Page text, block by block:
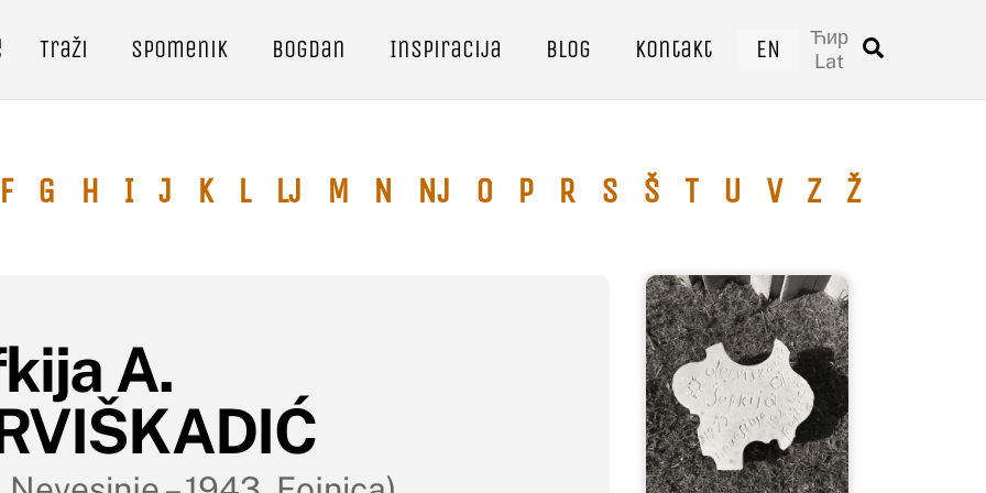
Ћир
Lat
Traži Spomenik Bogdan Inspiracija Blog Kontakt EN
F G H I J K L Lj M N Nj O P R S Š T U V Z Ž
A.